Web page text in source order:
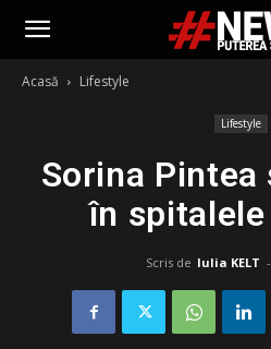
Acasă Lifestyle
Lifestyle
Sorina Pintea
în
Scris de Iulia KELT -